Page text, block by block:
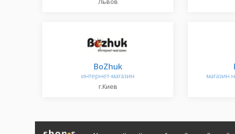
Львов
BoZhuk
интернет-магазин
г.Киев
магазин